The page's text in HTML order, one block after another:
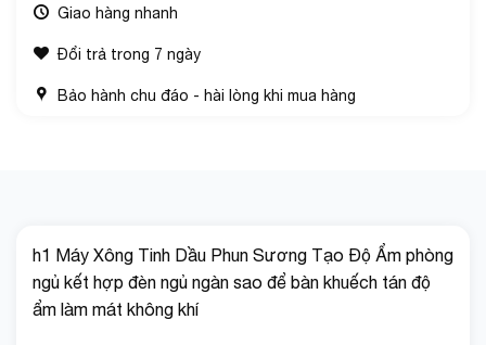
Giao hàng nhanh
Đổi trả trong 7 ngày
Bảo hành chu đáo - hài lòng khi mua hàng
h1 Máy Xông Tinh Dầu Phun Sương Tạo Độ Ẩm phòng
ngủ kết hợp đèn ngủ ngàn sao để bàn khuếch tán độ
ẩm làm mát không khí